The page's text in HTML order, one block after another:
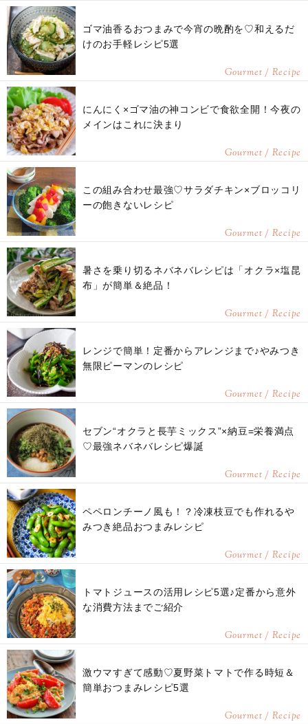
ゴマ油香るおつまみで今宵の晩酌を♡和えるだ
けのお手軽レシピ5選
Gourmet / Recipe
にんにく×ゴマ油の神コンビで食欲全開！今夜の
メインはこれに決まり
Gourmet / Recipe
この組み合わせ最強♡サラダチキン×ブロッコリ
ーの飽きないレシピ
Gourmet / Recipe
暑さを乗り切るネバネバレシピは「オクラ×塩昆
布」が簡単＆絶品！
Gourmet / Recipe
レンジで簡単！定番からアレンジまで♪やみつき
無限ピーマンのレシピ
Gourmet / Recipe
セブン“オクラと長芋ミックス”×納豆=栄養満点
♡最強ネバネバレシピ爆誕
Gourmet / Recipe
ペペロンチーノ風も！？冷凍枝豆でも作れるや
みつき絶品おつまみレシピ
Gourmet / Recipe
トマトジュースの活用レシピ5選♪定番から意外
な消費方法までご紹介
Gourmet / Recipe
激ウマすぎて感動♡夏野菜トマトで作る時短＆
簡単おつまみレシピ5選
Gourmet / Recipe